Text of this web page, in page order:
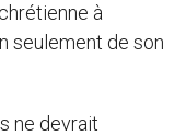
à
seulement de son
ne devrait